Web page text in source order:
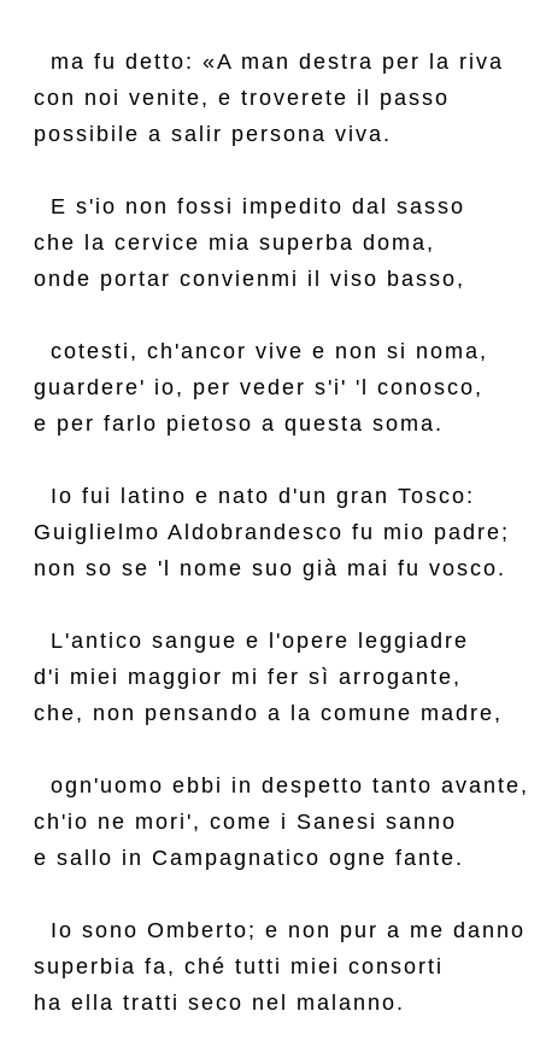
  ma fu detto: «A man destra per la riva
con noi venite, e troverete il passo
possibile a salir persona viva.
  E s'io non fossi impedito dal sasso
che la cervice mia superba doma,
onde portar convienmi il viso basso,
  cotesti, ch'ancor vive e non si noma,
guardere' io, per veder s'i' 'l conosco,
e per farlo pietoso a questa soma.
  Io fui latino e nato d'un gran Tosco:
Guiglielmo Aldobrandesco fu mio padre;
non so se 'l nome suo già mai fu vosco.
  L'antico sangue e l'opere leggiadre
d'i miei maggior mi fer sì arrogante,
che, non pensando a la comune madre,
  ogn'uomo ebbi in despetto tanto avante,
ch'io ne mori', come i Sanesi sanno
e sallo in Campagnatico ogne fante.
  Io sono Omberto; e non pur a me danno
superbia fa, ché tutti miei consorti
ha ella tratti seco nel malanno.